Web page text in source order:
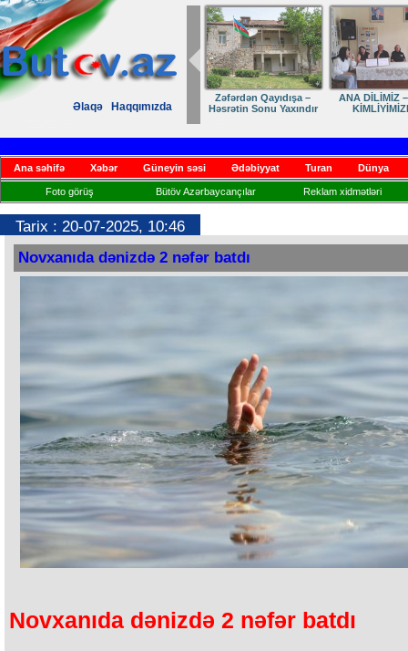
Əlaqə Haqqımızda
Dostumuza sürpriz
yubiley təbriki
Elmanın öz
Ana səhifə Xəbər Güneyin səsi Ədəbiyyat Turan Dünya
Foto görüş Bütöv Azərbaycançılar Reklam xidmətləri
Tarix : 20-07-2025, 10:46
Novxanıda dənizdə 2 nəfər batdı
Novxanıda dənizdə 2 nəfər batdı